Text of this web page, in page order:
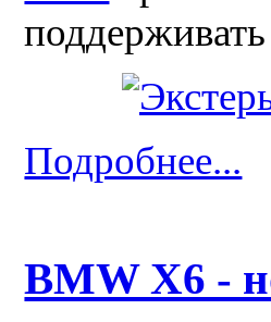
Подробнее...
BMW X6 -